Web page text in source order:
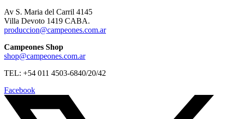
Av S. Maria del Carril 4145
Villa Devoto 1419 CABA.
produccion@campeones.com.ar
Campeones Shop
shop@campeones.com.ar
TEL: +54 011 4503-6840/20/42
Facebook